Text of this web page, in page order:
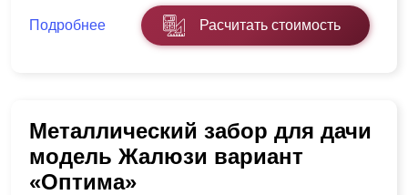
Подробнее Расчитать стоимость
Металлический забор для дачи
модель Жалюзи вариант
«Оптима»